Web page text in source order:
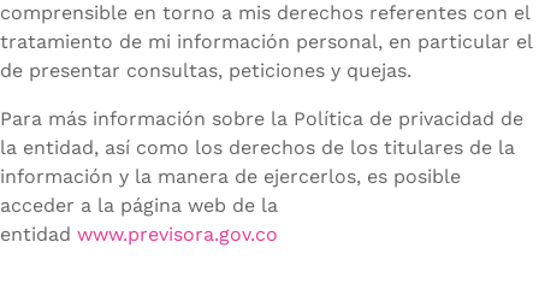
comprensible en torno a mis derechos referentes con el
tratamiento de mi información personal, en particular el
de presentar consultas, peticiones y quejas.
Para más información sobre la Política de privacidad de
la entidad, así como los derechos de los titulares de la
información y la manera de ejercerlos, es posible
acceder a la página web de la
entidad www.previsora.gov.co